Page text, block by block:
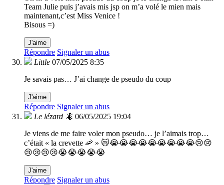
Team Julie puis j’avais mis jsp on m’a volé le mien mais
maintenant,c’est Miss Venice !
Bisous =)
J'aime
Répondre Signaler un abus
Little 07/05/2025 8:35
Je savais pas… J’ai change de pseudo du coup
J'aime
Répondre Signaler un abus
Le lézard 🦎 06/05/2025 19:04
Je viens de me faire voler mon pseudo… je l’aimais trop…
c’était « la crevette 🦐 » 😿😭😭😭😭😭😭😭😭😭😢😢
😢😢😢😢😭😭😭😭😭
J'aime
Répondre Signaler un abus